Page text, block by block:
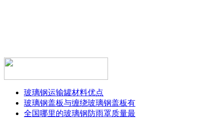
玻璃钢运输罐材料优点
玻璃钢盖板与缠绕玻璃钢盖板有
全国哪里的玻璃钢防雨罩质量最